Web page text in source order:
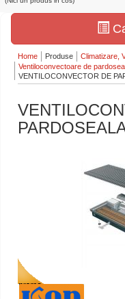
Home Produse
Climatizare,
Ventiloconvectoare de
VENTILOCONVECTOR DE